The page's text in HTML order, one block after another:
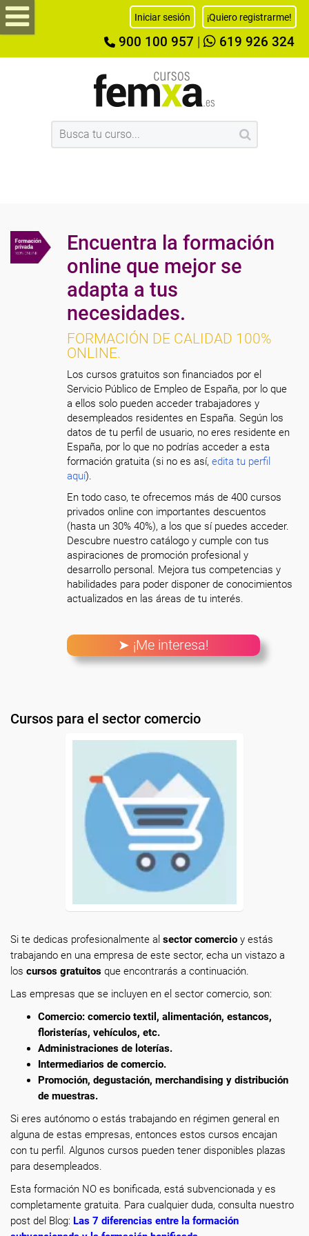
Iniciar sesión ¡Quiero registrarme!
900 100 957 619 926 324
Encuentra la formación
online que mejor se
adapta a tus
necesidades.
FORMACIÓN DE CALIDAD 100%
ONLINE.
Los cursos gratuitos son financiados por el
Servicio Público de Empleo de España, por lo que
a ellos solo pueden acceder trabajadores y
desempleados residentes en España. Según los
datos de tu perfil de usuario, no eres residente en
España, por lo que no podrías acceder a esta
formación gratuita (si no es así,edita tu perfil
aquí).
En todo caso, te ofrecemos más de 400 cursos
privados online con importantes descuentos
(hasta un 30% 40%), a los que sí puedes acceder.
Descubre nuestro catálogo y cumple con tus
aspiraciones de promoción profesional y
desarrollo personal. Mejora tus competencias y
habilidades para poder disponer de conocimientos
actualizados en las áreas de tu interés.
➤ ¡Me interesa!
Cursos para el sector comercio
Si te dedicas profesionalmente al sector comercio y estás
trabajando en una empresa de este sector, echa un vistazo a
los cursos gratuitos que encontrarás a continuación.
Las empresas que se incluyen en el sector comercio, son:
Comercio: comercio textil, alimentación, estancos,
floristerías, vehículos, etc.
Administraciones de loterías.
Intermediarios de comercio.
Promoción, degustación, merchandising y distribución
de muestras.
Si eres autónomo o estás trabajando en régimen general en
alguna de estas empresas, entonces estos cursos encajan
con tu perfil. Algunos cursos pueden tener disponibles plazas
para desempleados.
Esta formación NO es bonificada, está subvencionada y es
completamente gratuita. Para cualquier duda, consulta nuestro
post del Blog: Las 7 diferencias entre la formación